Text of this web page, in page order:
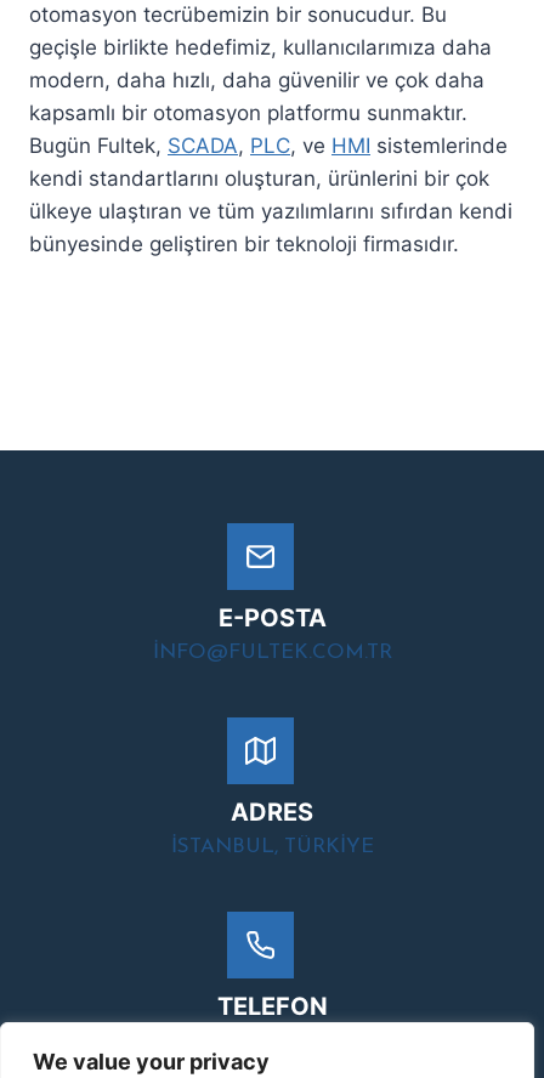
We value your privacy
otomasyon tecrübemizin bir sonucudur. Bu
geçişle birlikte hedefimiz, kullanıcılarımıza daha
modern, daha hızlı, daha güvenilir ve çok daha
kapsamlı bir otomasyon platformu sunmaktır.
Bugün Fultek, SCADA, PLC, ve HMI sistemlerinde
kendi standartlarını oluşturan, ürünlerini bir çok
ülkeye ulaştıran ve tüm yazılımlarını sıfırdan kendi
bünyesinde geliştiren bir teknoloji firmasıdır.
E-POSTA
INFO@FULTEK.COM.TR
ADRES
ISTANBUL, TÜRKIYE
TELEFON